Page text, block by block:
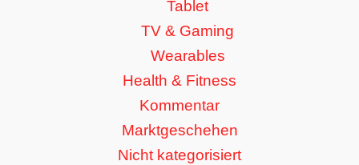
Tablet
TV & Gaming
Wearables
Health & Fitness
Kommentar
Marktgeschehen
Nicht kategorisiert